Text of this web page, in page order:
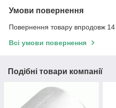
Умови повернення
Повернення товару впродовж 14
Всі умови повернення
Подібні товари компанії